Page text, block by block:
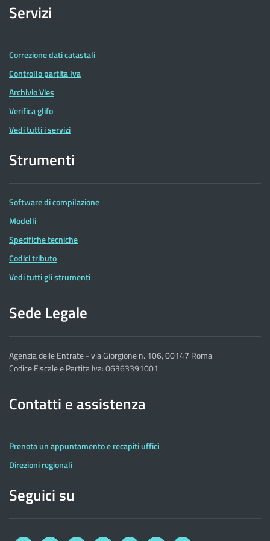
Servizi
Correzione dati catastali
Controllo partita Iva
Archivio Vies
Verifica glifo
Vedi tutti i servizi
Strumenti
Software di compilazione
Modelli
Specifiche tecniche
Codici tributo
Vedi tutti gli strumenti
Sede Legale
Agenzia delle Entrate - via Giorgione n. 106, 00147 Roma
Codice Fiscale e Partita Iva: 06363391001
Contatti e assistenza
Prenota un appuntamento e recapiti uffici
Direzioni regionali
Seguici su